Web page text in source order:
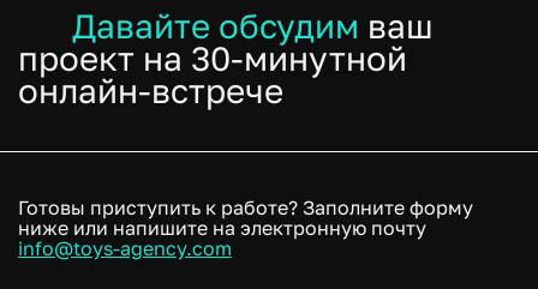
Давайте обсудим ваш
проект на 30-минутной
онлайн-встрече
Готовы приступить к работе? Заполните форму
ниже или напишите на электронную почту
info@toys-agency.com